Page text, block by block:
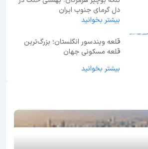
دل گرمای جنوب ایران
بیشتر بخوانید
قلعه ویندسور انگلستان؛ بزرگ‌ترین
قلعه مسکونی جهان
بیشتر بخوانید